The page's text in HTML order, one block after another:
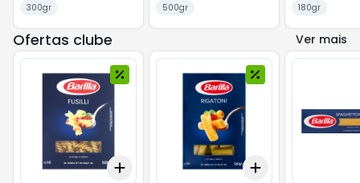
300gr 500gr 180gr
Ofertas clube Ver mais
+10
Add Add